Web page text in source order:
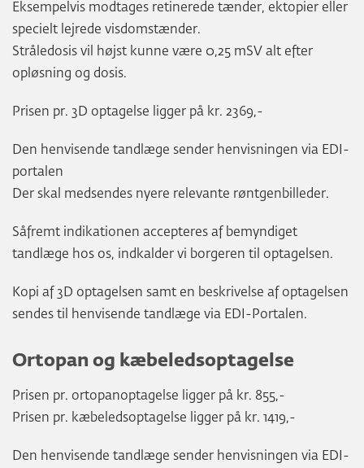
Eksempelvis modtages retinerede tænder, ektopier eller
specielt lejrede visdomstænder.
Stråledosis vil højst kunne være 0,25 mSV alt efter
opløsning og dosis.
Prisen pr. 3D optagelse ligger på kr. 2369,-
Den henvisende tandlæge sender henvisningen via EDI-
portalen
Der skal medsendes nyere relevante røntgenbilleder.
Såfremt indikationen accepteres af bemyndiget
tandlæge hos os, indkalder vi borgeren til optagelsen.
Kopi af 3D optagelsen samt en beskrivelse af optagelsen
sendes til henvisende tandlæge via EDI-Portalen.
Ortopan og kæbeledsoptagelse
Prisen pr. ortopanoptagelse ligger på kr. 855,-
Prisen pr. kæbeledsoptagelse ligger på kr. 1419,-
Den henvisende tandlæge sender henvisningen via EDI-